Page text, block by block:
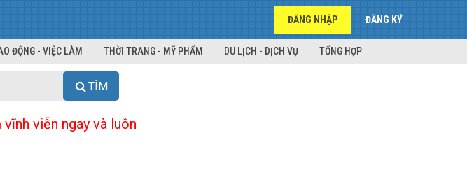
ĐĂNG NHẬP ĐĂNG KÝ
ĐỘNG - VIỆC LÀM THỜI TRANG - MỸ PHẨM DU LỊCH - DỊCH VỤ TỔNG HỢP
TÌM
viễn ngay và luôn